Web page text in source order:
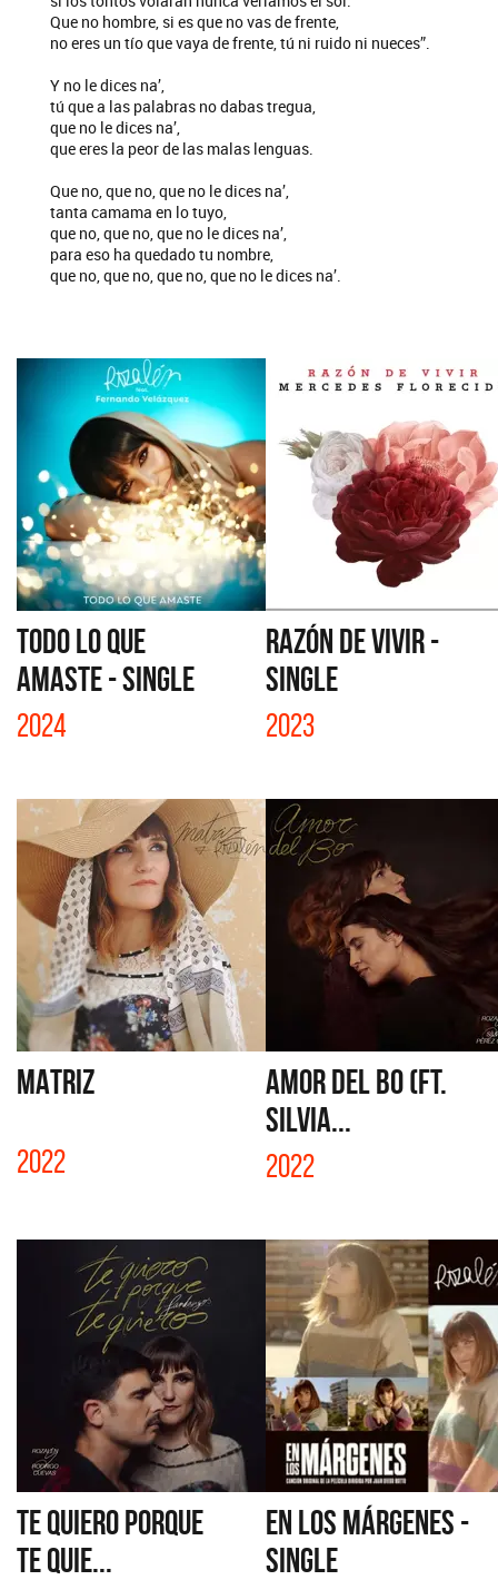
Que no hombre, si es que no vas de frente,
no eres un tío que vaya de frente, tú ni ruido ni nueces”.
Y no le dices na’,
tú que a las palabras no dabas tregua,
que no le dices na’,
que eres la peor de las malas lenguas.
Que no, que no, que no le dices na’,
tanta camama en lo tuyo,
que no, que no, que no le dices na’,
para eso ha quedado tu nombre,
que no, que no, que no, que no le dices na’.
TODO LO QUE
AMASTE - SINGLE
2024
RAZÓN DE VIVIR -
SINGLE
2023
MATRIZ
2022
AMOR DEL BO (FT.
SILVIA...
2022
TE QUIERO PORQUE
TE QUIE...
EN LOS MÁRGENES -
SINGLE